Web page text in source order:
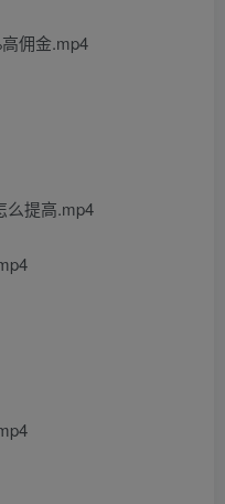
佣金.mp4
么提高.mp4